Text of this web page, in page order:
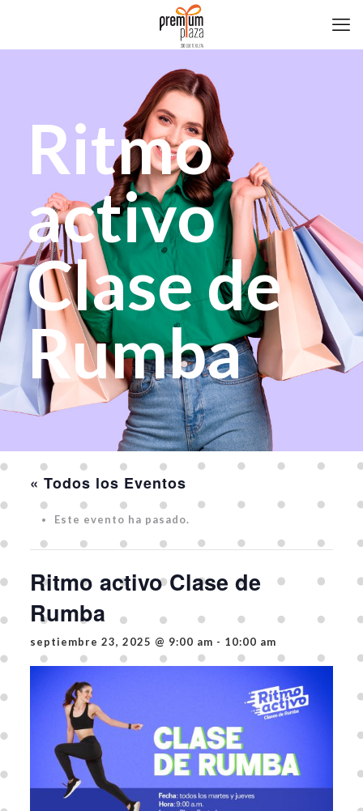
Ritmo
activo
Clase de
Rumba
« Todos los Eventos
Este evento ha pasado.
Ritmo activo Clase de
Rumba
septiembre 23, 2025 @ 9:00 am - 10:00 am